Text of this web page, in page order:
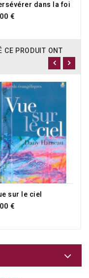
dans la foi
€
CE PRODUIT ONT
sur le ciel
€